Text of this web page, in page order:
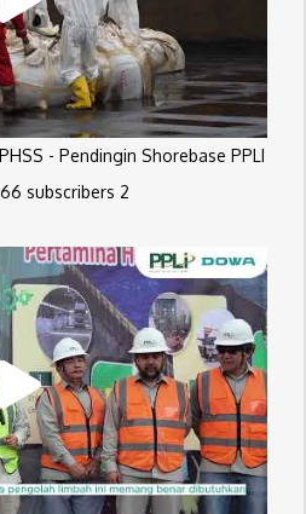
- Pendingin Shorebase PPLI
subscribers 2